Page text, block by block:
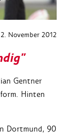
2. November 2012
Gentner
Hinten
Dortmund, 90